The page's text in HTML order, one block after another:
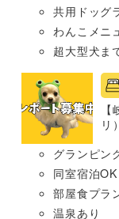
共用ドッグ
わんこメニ
超大型犬ま
リ
グランピン
同室宿泊OK
部屋食プラ
温泉あり